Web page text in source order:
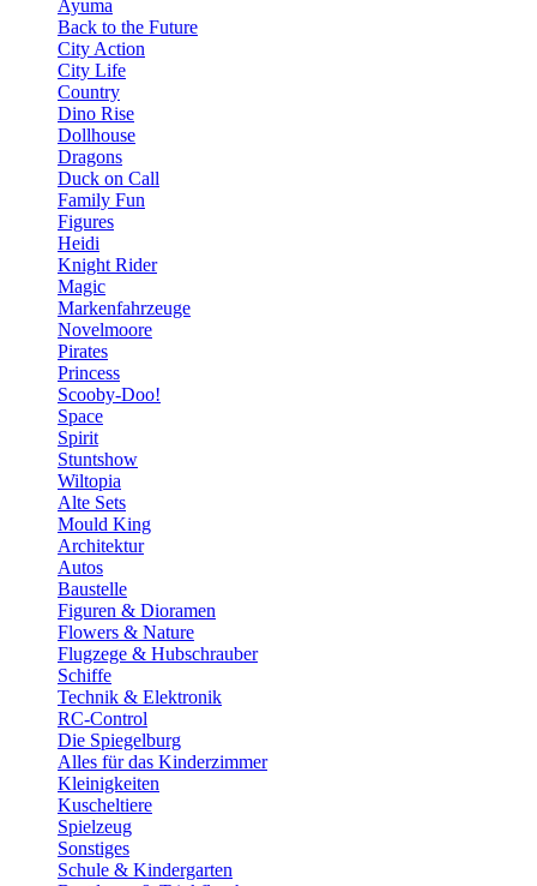
Ayuma
Back to the Future
City Action
City Life
Country
Dino Rise
Dollhouse
Dragons
Duck on Call
Family Fun
Figures
Heidi
Knight Rider
Magic
Markenfahrzeuge
Novelmoore
Pirates
Princess
Scooby-Doo!
Space
Spirit
Stuntshow
Wiltopia
Alte Sets
Mould King
Architektur
Autos
Baustelle
Figuren & Dioramen
Flowers & Nature
Flugzege & Hubschrauber
Schiffe
Technik & Elektronik
RC-Control
Die Spiegelburg
Alles für das Kinderzimmer
Kleinigkeiten
Kuscheltiere
Spielzeug
Sonstiges
Schule & Kindergarten